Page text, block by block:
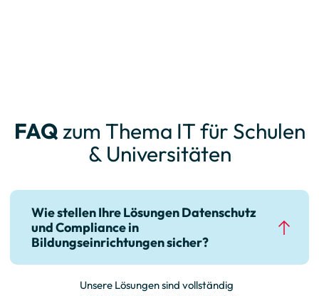
FAQzum Thema IT für Schulen
& Universitäten
Wie stellen Ihre Lösungen Datenschutz
und Compliance in
Bildungseinrichtungen sicher?
Unsere Lösungen sind vollständig